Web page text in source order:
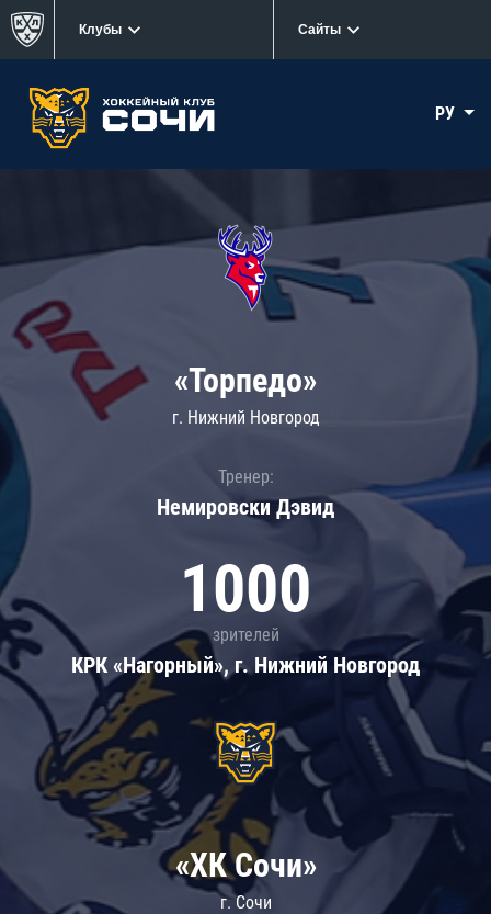
Клубы Сайты
РУ
«Торпедо»
г. Нижний Новгород
Тренер:
Немировски Дэвид
1000
зрителей
КРК «Нагорный», г. Нижний Новгород
«ХК Сочи»
г. Сочи